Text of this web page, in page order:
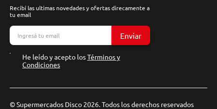
Recibí las ultimas novedades y ofertas direcamente a
tu email
Enviar
He leído y acepto losTérminos y
Condiciones
© Supermercados Disco 2026. Todos los derechos reservados